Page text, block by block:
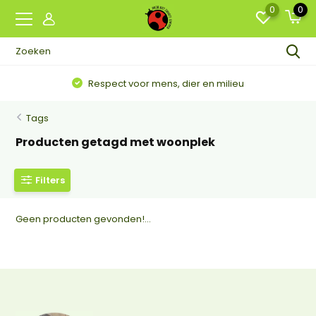
0 0
Respect voor mens, dier en milieu
Tags
Producten getagd met woonplek
Filters
Geen producten gevonden!...